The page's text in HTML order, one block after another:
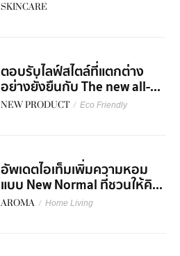
SKINCARE
ตอบรับไลฟ์สไตล์ที่แตกต่าง
อย่างยั่งยืนกับ The new all-...
NEW PRODUCT / Eco Friendly
อัพเดตไอเท็มเพิ่มความหอม
แบบ New Normal ที่ชวนให้คิ...
AROMA / Home Living